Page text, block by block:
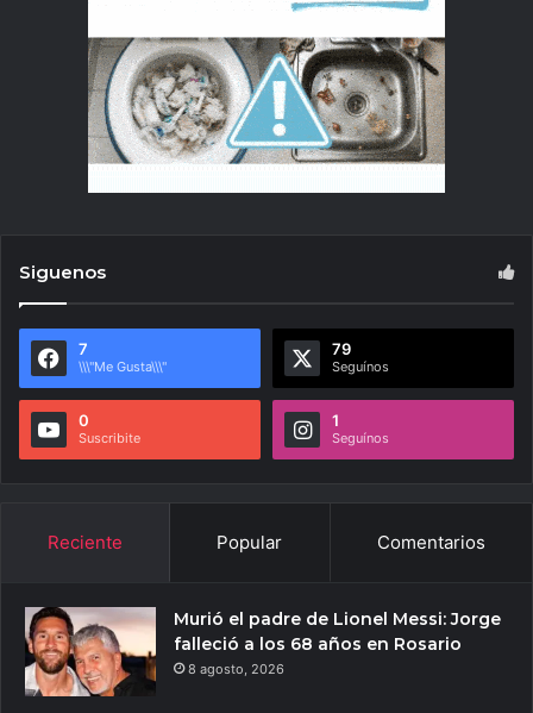
Siguenos
7
\\\"Me Gusta\\\"
79
Seguínos
0
Suscribite
1
Seguínos
Reciente Popular Comentarios
Murió el padre de Lionel Messi: Jorge
falleció a los 68 años en Rosario
8 agosto, 2026